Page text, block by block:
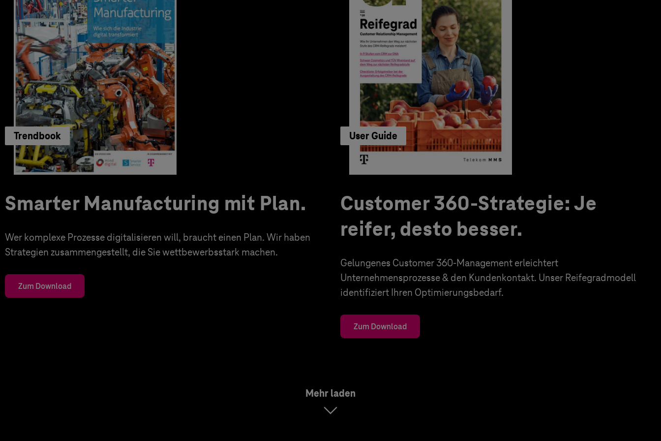
Trendbook
Smarter Manufacturing mit Plan.
Wer komplexe Prozesse digitalisieren will, braucht einen Plan. Wir haben
Strategien zusammengestellt, die Sie wettbewerbsstark machen.
Zum Download
User Guide
Customer 360-Strategie: Je
reifer, desto besser.
Gelungenes Customer 360-Management erleichtert
Unternehmensprozesse & den Kundenkontakt. Unser Reifegradmodell
identifiziert Ihren Optimierungsbedarf.
Zum Download
Mehr laden